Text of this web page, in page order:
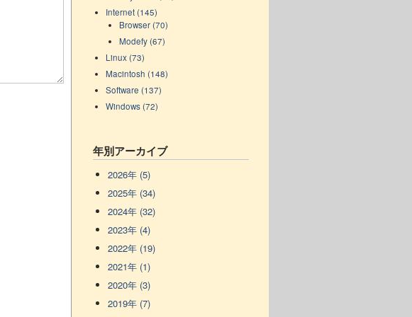
Internet (145)
Browser (70)
Modefy (67)
Linux (73)
Macintosh (148)
Software (137)
Windows (72)
年別アーカイブ
2026年 (5)
2025年 (34)
2024年 (32)
2023年 (4)
2022年 (19)
2021年 (1)
2020年 (3)
2019年 (7)